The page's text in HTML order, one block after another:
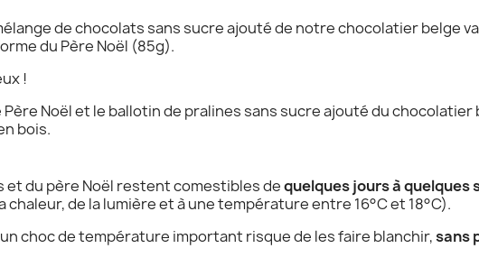
de chocolats sans sucre ajouté de notre chocolatier belge
du Père Noël (85g).
!
Noël et le ballotin de pralines sans sucre ajouté du chocolatier
bois.
et du père Noël restent comestibles dequelques jours à quelques
de la lumière et à une température entre 16°C et 18°C).
choc de température important risque de les faire blanchir,sans